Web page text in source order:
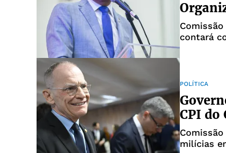
contará
POLÍTICA
CPI do
milícias